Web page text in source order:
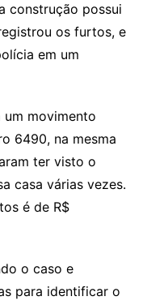
construção possui
os furtos, e
em um
movimento
6490, na mesma
ter visto o
casa várias vezes.
é de R$
o caso e
para identificar o